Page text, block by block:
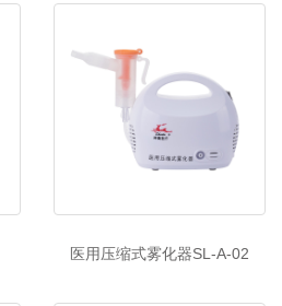
医用压缩式雾化器SL-A-02